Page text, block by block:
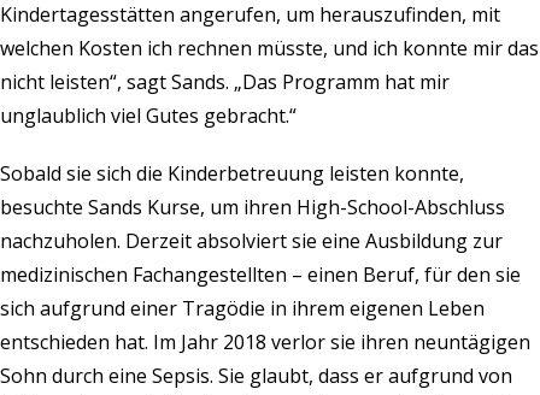
Kindertagesstätten angerufen, um herauszufinden, mit
welchen Kosten ich rechnen müsste, und ich konnte mir das
nicht leisten“, sagt Sands. „Das Programm hat mir
unglaublich viel Gutes gebracht.“
Sobald sie sich die Kinderbetreuung leisten konnte,
besuchte Sands Kurse, um ihren High-School-Abschluss
nachzuholen. Derzeit absolviert sie eine Ausbildung zur
medizinischen Fachangestellten – einen Beruf, für den sie
sich aufgrund einer Tragödie in ihrem eigenen Leben
entschieden hat. Im Jahr 2018 verlor sie ihren neuntägigen
Sohn durch eine Sepsis. Sie glaubt, dass er aufgrund von